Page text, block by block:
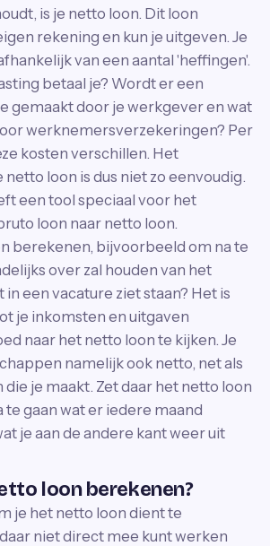
is je netto loon. Dit loon
rekening en kun je uitgeven. Je
van een aantal 'heffingen'.
betaal je? Wordt er een
gemaakt door je werkgever en wat
werknemersverzekeringen? Per
kosten verschillen. Het
loon is dus niet zo eenvoudig.
een tool speciaal voor het
loon naar netto loon.
berekenen, bijvoorbeeld om na te
over zal houden van het
in een vacature ziet staan? Het is
je inkomsten en uitgaven
naar het netto loon te kijken. Je
namelijk ook netto, net als
je maakt. Zet daar het netto loon
te gaan wat er iedere maand
je aan de andere kant weer uit
loon berekenen?
je het netto loon dient te
niet direct mee kunt werken